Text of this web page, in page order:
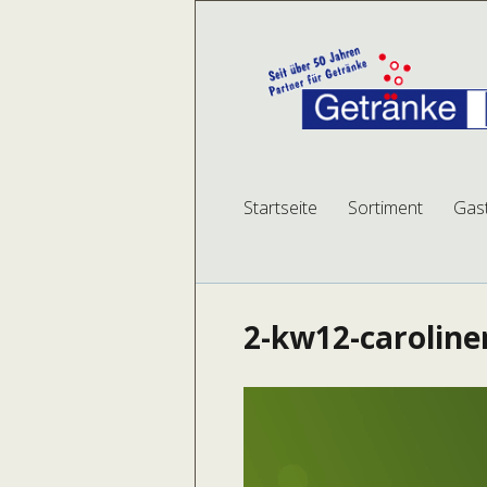
Startseite Sortiment
2-kw12-